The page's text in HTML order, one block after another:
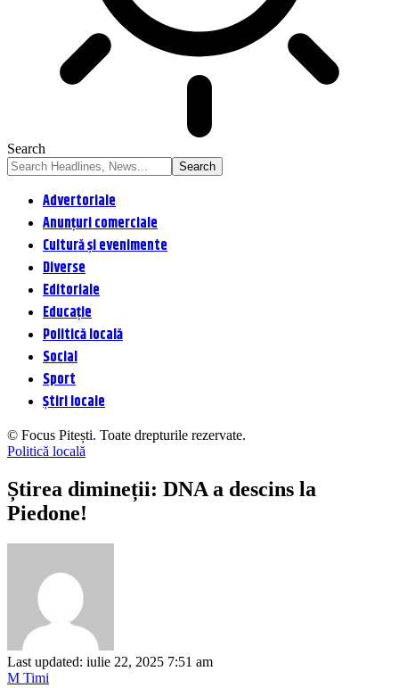
Search
Advertoriale
Anunțuri comerciale
Cultură și evenimente
Diverse
Editoriale
Educație
Politică locală
Social
Sport
Știri locale
© Focus Pitești. Toate drepturile rezervate.
Politică locală
Știrea dimineții: DNA a descins la
Piedone!
Last updated: iulie 22, 2025 7:51 am
M Timi